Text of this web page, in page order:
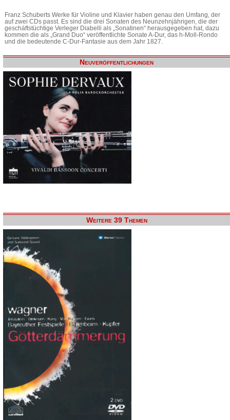
Franz Schuberts Werke für Violine und Klavier haben genau den Umfang, der
auf zwei CDs passt. Es sind die drei Sonaten des Neunzehnjährigen, die der
geschäftstüchtige Verleger Diabelli als „Sonatinen“ herausgegeben hat, dazu
kommen die als „Grand Duo“ veröffentlichte Sonate A-Dur, das h-Moll-Rondo
und die bedeutende C-Dur-Fantasie aus dem Jahr 1827.
Neuveröffentlichungen
Weitere 39 Themen